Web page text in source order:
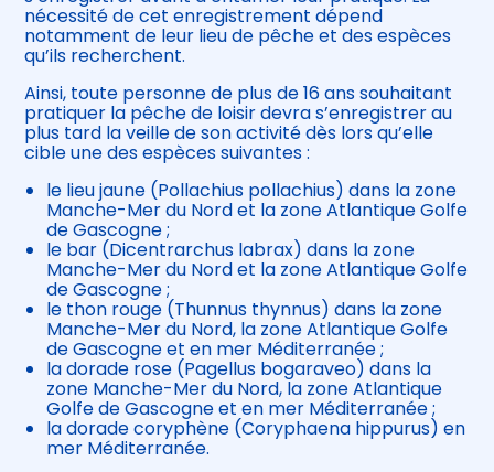
nécessité de cet enregistrement dépend
notamment de leur lieu de pêche et des espèces
qu’ils recherchent.
Ainsi, toute personne de plus de 16 ans souhaitant
pratiquer la pêche de loisir devra s’enregistrer au
plus tard la veille de son activité dès lors qu’elle
cible une des espèces suivantes :
le lieu jaune (Pollachius pollachius) dans la zone
Manche-Mer du Nord et la zone Atlantique Golfe
de Gascogne ;
le bar (Dicentrarchus labrax) dans la zone
Manche-Mer du Nord et la zone Atlantique Golfe
de Gascogne ;
le thon rouge (Thunnus thynnus) dans la zone
Manche-Mer du Nord, la zone Atlantique Golfe
de Gascogne et en mer Méditerranée ;
la dorade rose (Pagellus bogaraveo) dans la
zone Manche-Mer du Nord, la zone Atlantique
Golfe de Gascogne et en mer Méditerranée ;
la dorade coryphène (Coryphaena hippurus) en
mer Méditerranée.